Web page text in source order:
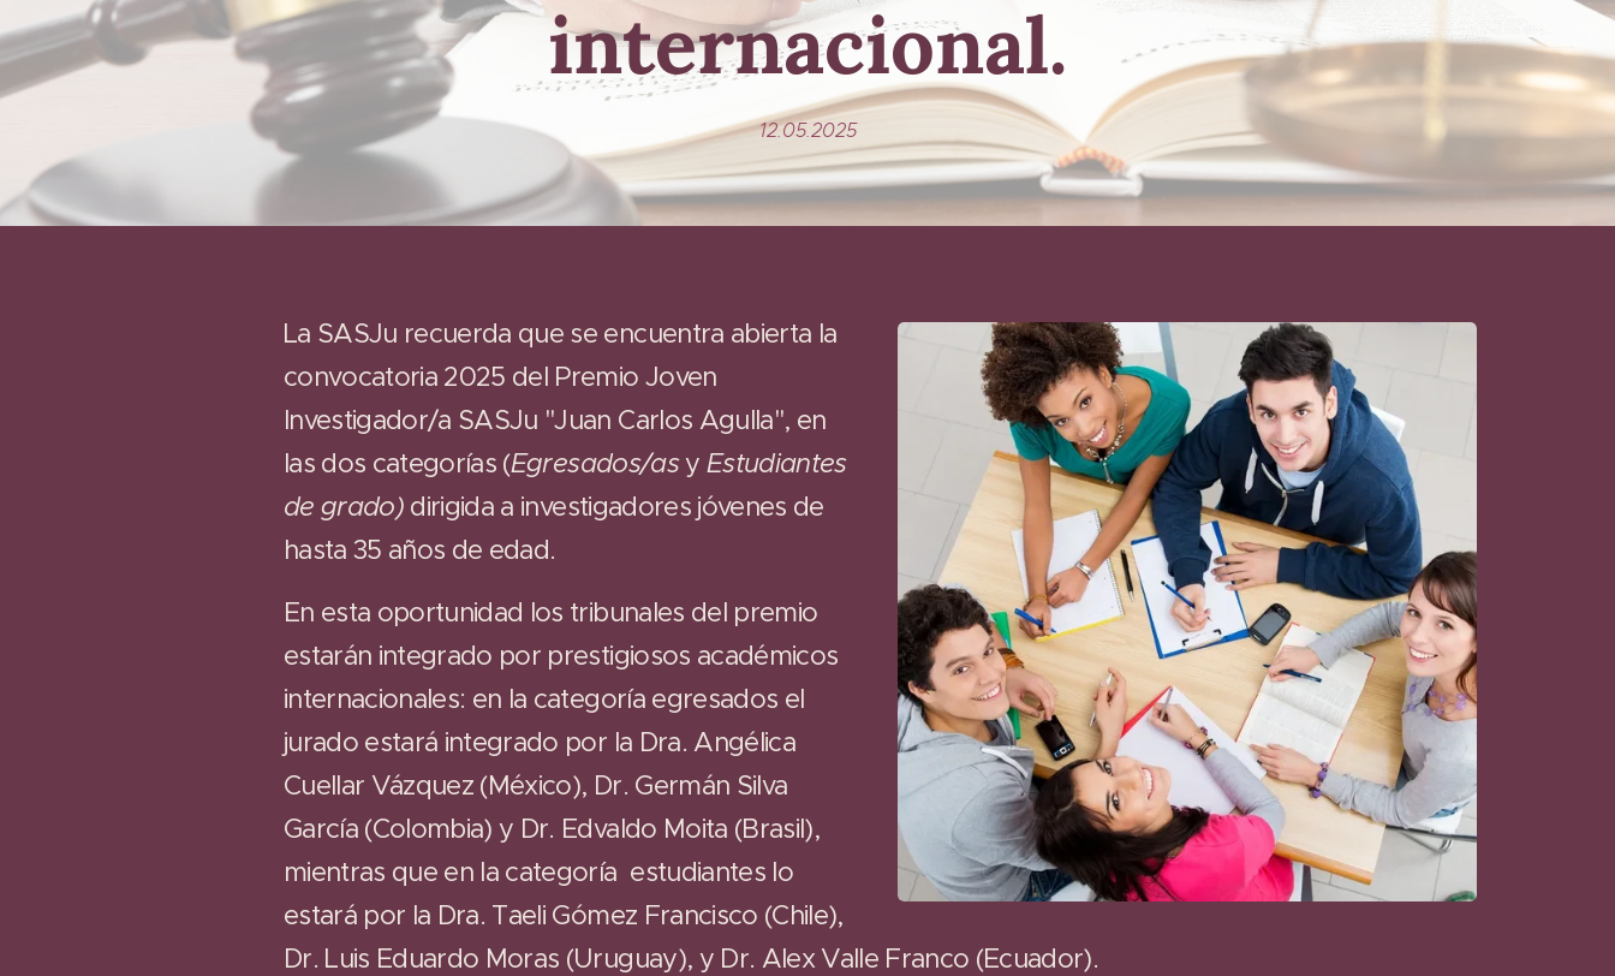
internacional.
12.05.2025
La SASJu recuerda que se encuentra abierta la
convocatoria 2025 del Premio Joven
Investigador/a SASJu "Juan Carlos Agulla", en
las dos categorías (Egresados/asy Estudiantes
de grado) dirigida a investigadores jóvenes de
hasta 35 años de edad.
En esta oportunidad los tribunales del premio
estarán integrado por prestigiosos académicos
internacionales: en la categoría egresados el
jurado estará integrado por la Dra. Angélica
Cuellar Vázquez (México), Dr. Germán Silva
García (Colombia) y Dr. Edvaldo Moita (Brasil),
mientras que en la categoría estudiantes lo
estará por la Dra. Taeli Gómez Francisco (Chile),
Dr. Luis Eduardo Moras (Uruguay), y Dr. Alex Valle Franco (Ecuador).